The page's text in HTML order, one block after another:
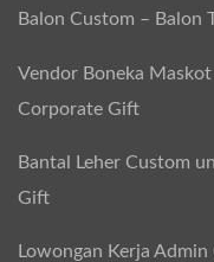
Balon Custom – Balon
Vendor Boneka
Corporate Gift
Bantal Leher Custom
Gift
Lowongan Kerja